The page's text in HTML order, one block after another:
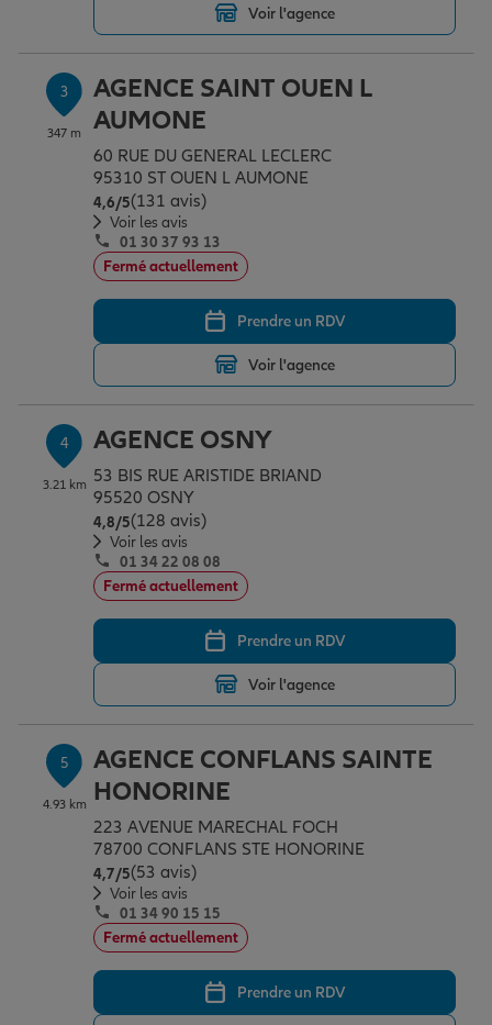
Garantie des accidents de la vie
Assurance scolaire
Protection juridique
Retraite
Tous nos devis d'assurance
Voir l'agence
3
347 m
AGENCE SAINT OUEN L
AUMONE
60 RUE DU GENERAL LECLERC
95310 ST OUEN L AUMONE
4,6/5Note de 4.6 sur 5
(131 avis)
Voir les avis
01 30 37 93 13
Fermé actuellement
Prendre un RDV
Voir l'agence
4
3.21 km
AGENCE OSNY
53 BIS RUE ARISTIDE BRIAND
95520 OSNY
4,8/5Note de 4.8 sur 5
(128 avis)
Voir les avis
01 34 22 08 08
Fermé actuellement
Prendre un RDV
Voir l'agence
5
4.93 km
AGENCE CONFLANS SAINTE
HONORINE
223 AVENUE MARECHAL FOCH
78700 CONFLANS STE HONORINE
4,7/5Note de 4.7 sur 5
(53 avis)
Voir les avis
01 34 90 15 15
Fermé actuellement
Prendre un RDV